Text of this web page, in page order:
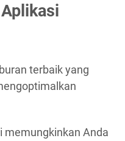
terbaik yang
memungkinkan Anda